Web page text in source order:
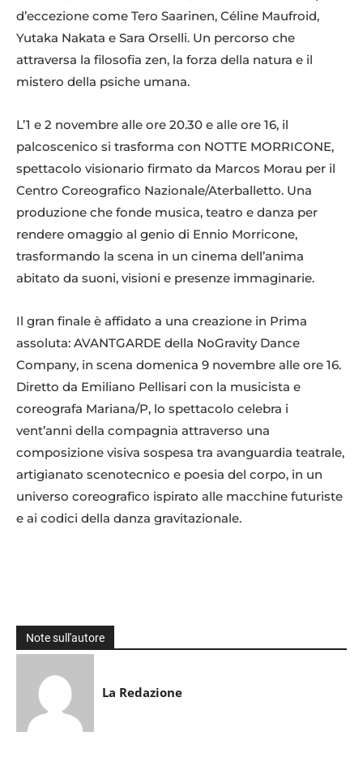
d’eccezione come Tero Saarinen, Céline Maufroid,
Yutaka Nakata e Sara Orselli. Un percorso che
attraversa la filosofia zen, la forza della natura e il
mistero della psiche umana.
L’1 e 2 novembre alle ore 20.30 e alle ore 16, il
palcoscenico si trasforma con NOTTE MORRICONE,
spettacolo visionario firmato da Marcos Morau per il
Centro Coreografico Nazionale/Aterballetto. Una
produzione che fonde musica, teatro e danza per
rendere omaggio al genio di Ennio Morricone,
trasformando la scena in un cinema dell’anima
abitato da suoni, visioni e presenze immaginarie.
Il gran finale è affidato a una creazione in Prima
assoluta: AVANTGARDE della NoGravity Dance
Company, in scena domenica 9 novembre alle ore 16.
Diretto da Emiliano Pellisari con la musicista e
coreografa Mariana/P, lo spettacolo celebra i
vent’anni della compagnia attraverso una
composizione visiva sospesa tra avanguardia teatrale,
artigianato scenotecnico e poesia del corpo, in un
universo coreografico ispirato alle macchine futuriste
e ai codici della danza gravitazionale.
Note sull'autore
La Redazione